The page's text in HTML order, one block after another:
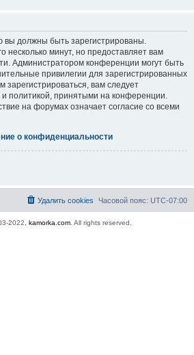
должны быть зарегистрированы.
несколько минут, но предоставляет вам
Администратором конференции могут быть
привилегии для зарегистрированных
зарегистрироваться, вам следует
политикой, принятыми на конференции.
на форумах означает согласие со всеми
о конфиденциальности
Часовой пояс: UTC-07:00
Удалить cookies
2022, kamorka.com. All rights reserved.